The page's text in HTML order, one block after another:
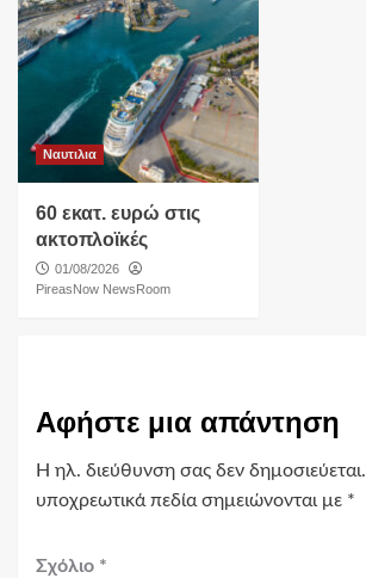
Ναυτιλια
60 εκατ. ευρώ στις
ακτοπλοϊκές
01/08/2026
PireasNow NewsRoom
Αφήστε μια απάντηση
Η ηλ. διεύθυνση σας δεν δημοσιεύεται.
υποχρεωτικά πεδία σημειώνονται με *
Σχόλιο *